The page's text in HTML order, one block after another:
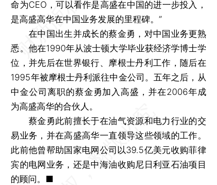
命为CEO，可以看作是高盛在中国的进一步投入，
是高盛高华在中国业务发展的里程碑。”
在中国出生并成长的蔡金勇，对中国业务更熟
悉。他在1990年从波士顿大学毕业获经济学博士学
位，并先后在世界银行、摩根士丹利工作，随后在
1995年被摩根士丹利派往中金公司。五年之后，从
中金公司离职的蔡金勇加入高盛，并在2006年成
为高盛高华的合伙人。
蔡金勇此前擅长于在油气资源和电力行业的交
易业务，并在高盛高华一直领导这些领域的工作。
此前他曾帮助国家电网公司以39.5亿美元收购菲律
宾的电网业务，还是中海油收购尼日利亚石油项目
的顾问。■